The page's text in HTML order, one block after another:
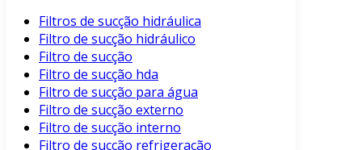
Filtros de sucção hidráulica
Filtro de sucção hidráulico
Filtro de sucção
Filtro de sucção hda
Filtro de sucção para água
Filtro de sucção externo
Filtro de sucção interno
Filtro de sucção refrigeração